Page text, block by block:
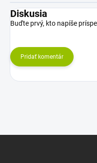
Diskusia
Buďte prvý, kto napíše
Pridať komentár